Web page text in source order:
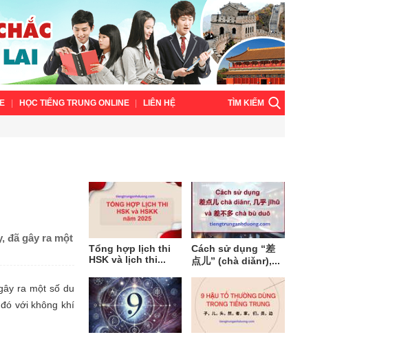
HỌC TIẾNG TRUNG ONLINE LIÊN HỆ TÌM KIẾM
đã gây ra một
ra một số du
với không khí
Tổng hợp lịch thi
HSK và lịch thi...
Cách sử dụng “差
点儿” (chà diǎnr),...